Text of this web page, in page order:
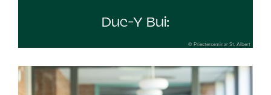
Duc-Y Bui:
© Priesterseminar St. Albert